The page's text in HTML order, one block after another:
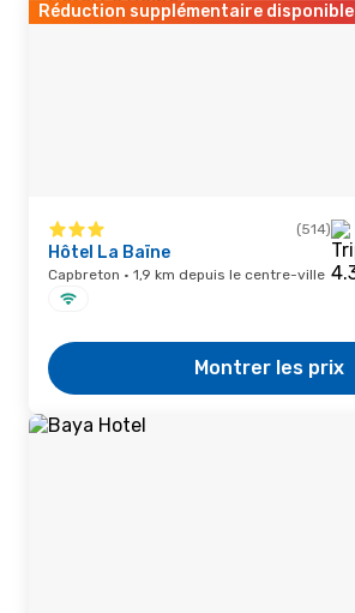
Réduction supplémentaire disponible
(514)
Hôtel La Baïne
Capbreton · 1,9 km depuis le centre-ville
Montrer les prix